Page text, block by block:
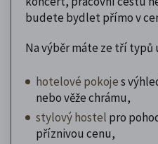
budete bydlet přímo v
Na výběr máte ze tří typů
hotelové pokojes
nebo věže chrámu,
stylový hostel pro
příznivou cenu,